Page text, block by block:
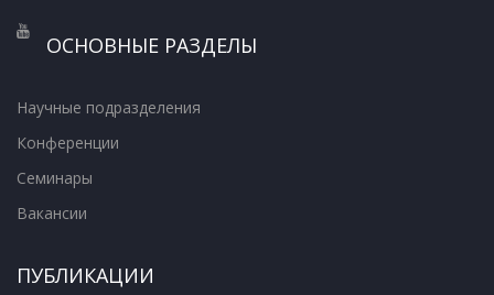
ОСНОВНЫЕ РАЗДЕЛЫ
Научные подразделения
Конференции
Семинары
Вакансии
ПУБЛИКАЦИИ